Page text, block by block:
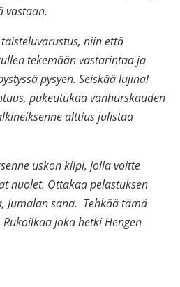
vastaan.
niin että
tekemään vastarintaa ja
pysyen. Seiskää lujina!
pukeutukaa vanhurskauden
alttius julistaa
uskon kilpi, jolla voitte
nuolet. Ottakaa pelastuksen
Jumalan sana. Tehkää tämä
joka hetki Hengen